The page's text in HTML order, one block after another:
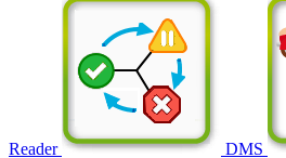
Reader
DMS